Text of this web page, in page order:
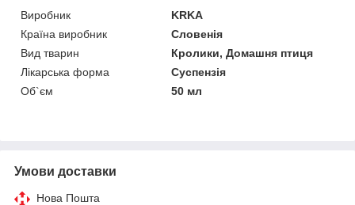
Виробник
KRKA
Країна виробник
Словенія
Вид тварин
Кролики, Домашня птиця
Лікарська форма
Суспензія
Об`єм
50 мл
Умови доставки
Нова Пошта